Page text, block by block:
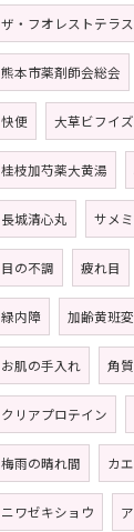
ザ・フオレストテラ
熊本市薬剤師会総会
快便 大草ビフイ
桂枝加芍薬大黄湯
長城清心丸 サメ
目の不調 疲れ目
緑内障 加齢黄班
お肌の手入れ 角
クリアプロテイン
梅雨の晴れ間 カ
ニワゼキショウ